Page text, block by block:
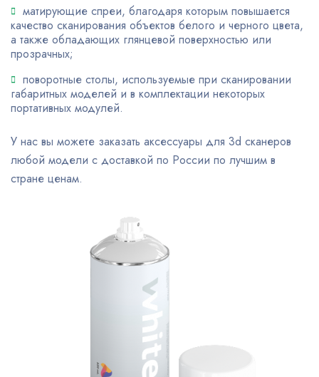
матирующие спреи, благодаря которым повышается
качество сканирования объектов белого и черного цвета,
а также обладающих глянцевой поверхностью или
прозрачных;
поворотные столы, используемые при сканировании
габаритных моделей и в комплектации некоторых
портативных модулей.
У нас вы можете заказать аксессуары для 3d сканеров
любой модели с доставкой по России по лучшим в
стране ценам.